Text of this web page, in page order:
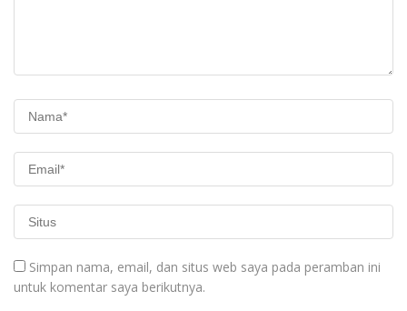
Simpan nama, email, dan situs web saya pada peramban ini
untuk komentar saya berikutnya.